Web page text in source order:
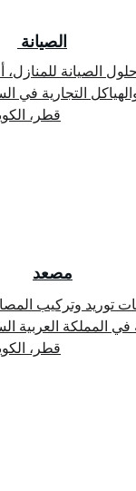
الصيانة
الصيانة للمنازل،
التجارية في
قطر،
توريد وتركيب
في المملكة العربية
قطر،
مصعد